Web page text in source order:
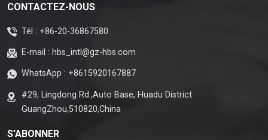
CONTACTEZ-NOUS
Tél : +86-20-36867580
E-mail : hbs_intl@gz-hbs.com
WhatsApp : +8615920167887
#29, Lingdong Rd.,Auto Base, Huadu District
GuangZhou,510820,China
S'ABONNER